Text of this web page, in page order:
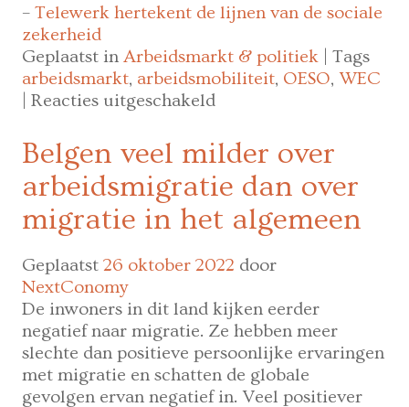
–Telewerk hertekent de lijnen van de sociale
zekerheid
Geplaatst in Arbeidsmarkt & politiek
Tags
arbeidsmarkt, arbeidsmobiliteit, OESO,WEC
Reacties uitgeschakeld
zijn
de
OESO-
vooruitzichten
voor
arbeidsmarkt?
Belgen veel milder over
arbeidsmigratie dan over
migratie in het algemeen
Geplaatst 26 oktober 2022 door
NextConomy
De inwoners in dit land kijken eerder
negatief naar migratie. Ze hebben meer
slechte dan positieve persoonlijke ervaringen
met migratie en schatten de globale
gevolgen ervan negatief in. Veel positiever